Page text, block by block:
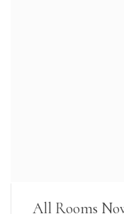
All Rooms